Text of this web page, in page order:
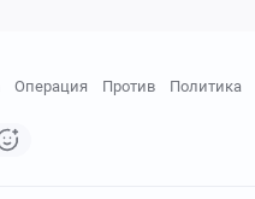
Операция Против Политика